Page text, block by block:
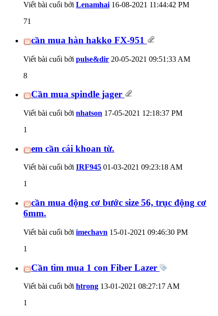
Viết bài cuối bởi Lenamhai 16-08-2021 11:44:42 PM
71
cần mua hàn hakko FX-951
Viết bài cuối bởi pulse&dir 20-05-2021 09:51:33 AM
8
Cần mua spindle jager
Viết bài cuối bởi nhatson 17-05-2021 12:18:37 PM
1
em cần cái khoan từ.
Viết bài cuối bởi IRF945 01-03-2021 09:23:18 AM
1
cần mua động cơ bước size 56, trục động cơ
6mm.
Viết bài cuối bởi imechavn 15-01-2021 09:46:30 PM
1
Cần tìm mua 1 con Fiber Lazer
Viết bài cuối bởi htrong 13-01-2021 08:27:17 AM
1